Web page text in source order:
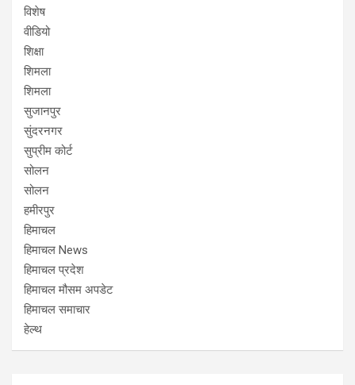
विशेष
वीडियो
शिक्षा
शिमला
शिमला
सुजानपुर
सुंदरनगर
सुप्रीम कोर्ट
सोलन
सोलन
हमीरपुर
हिमाचल
हिमाचल News
हिमाचल प्रदेश
हिमाचल मौसम अपडेट
हिमाचल समाचार
हेल्थ